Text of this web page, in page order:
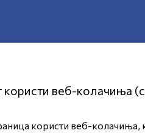
користи веб-колачиња
користи веб-колачиња,